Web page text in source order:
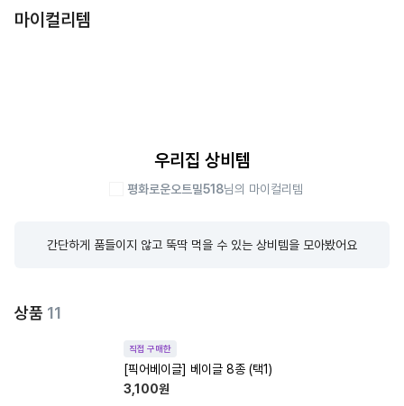
마이컬리템
우리집 상비템
평화로운오트밀518님의 마이컬리템
간단하게 품들이지 않고 뚝딱 먹을 수 있는 상비템을 모아봤어요
상품 11
직접 구매한
[픽어베이글] 베이글 8종 (택1)
3,100원